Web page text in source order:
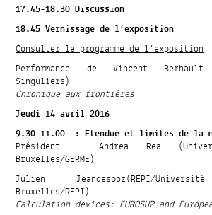
17.45-18.30 Discussion
18.45 Vernissage de l’exposition
Consulter le programme de l’exposition
Performance de Vincent Berhault
Singuliers)
Chronique aux frontières
Jeudi 14 avril 2016
9.30-11.00 : Etendue et limites de la
Président : Andrea Rea
Bruxelles/GERME)
Julien Jeandesboz(REPI/
Bruxelles/REPI)
Calculation devices: EUROSUR and